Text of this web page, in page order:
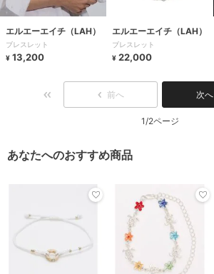
エルエーエイチ（LAH）
ブレスレット
¥ 13,200
エルエーエイチ（LAH）
ブレスレット
¥ 22,000
前へ 次へ
1/2ページ
あなたへのおすすめ商品